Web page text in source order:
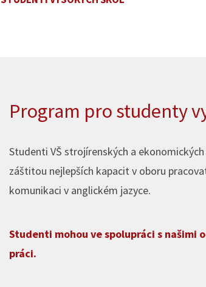
Program pro studenty
Studenti VŠ strojírenských a
záštitou nejlepších kapacit v oboru
komunikaci v anglickém jazyce.
Studenti mohou ve spolupráci s našimi
práci.